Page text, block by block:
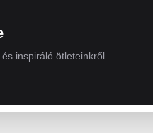
inspiráló ötleteinkről.